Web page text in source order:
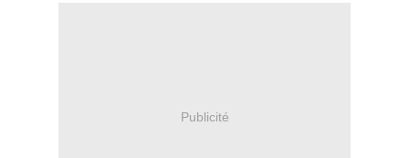
Publicité